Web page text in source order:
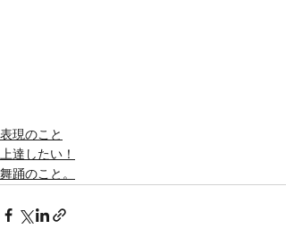
表現のこと
上達したい！
舞踊のこと。